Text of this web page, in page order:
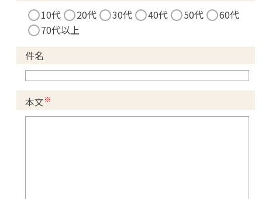
10代
20代 30代 40代 50代
60代
70代以上
件名
本文※